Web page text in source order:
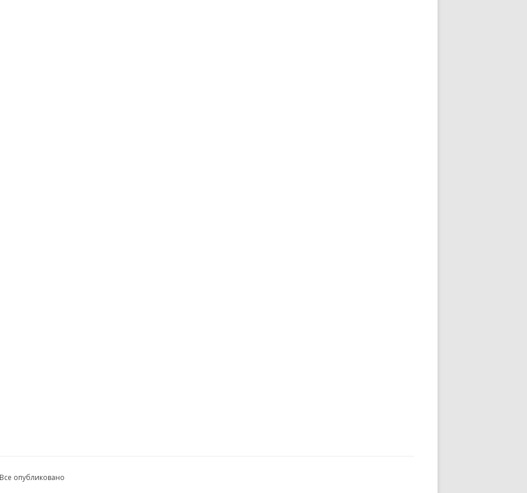
опубликовано